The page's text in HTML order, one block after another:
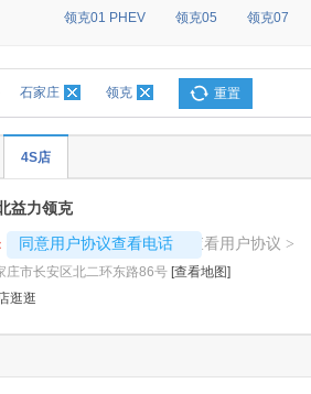
领克01 PHEV
领克05 领克07
石家庄 领克 重置
4S店
益力领克
同意用户协议查看电话
4008194313-4842 查看用户协议 >
庄市长安区北二环东路86号 [查看地图]
逛逛